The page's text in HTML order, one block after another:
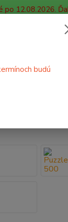
12.08.2026.
od 9:00 hod. - 16:00
budú